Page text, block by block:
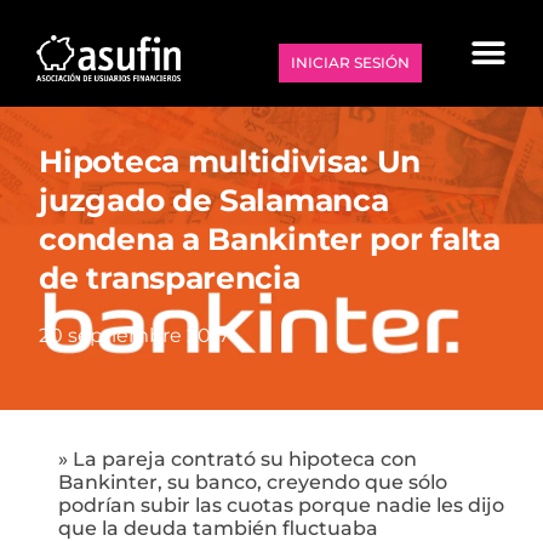
INICIAR SESIÓN
Hipoteca multidivisa: Un
juzgado de Salamanca
condena a Bankinter por falta
de transparencia
20 septiembre 2017
» La pareja contrató su hipoteca con
Bankinter, su banco, creyendo que sólo
podrían subir las cuotas porque nadie les dijo
que la deuda también fluctuaba